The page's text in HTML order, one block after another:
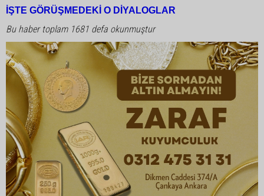
İŞTE GÖRÜŞMEDEKİ O DİYALOGLAR
Bu haber toplam 1681 defa okunmuştur